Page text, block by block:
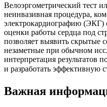
Велоэргометрический тест
неинвазивная процедура,
электрокардиографию (ЭКГ)
оценки работы сердца под
позволяет выявить скрытые
незаметные при обычном
интерпретация результатов
и разработать эффективную
Важная